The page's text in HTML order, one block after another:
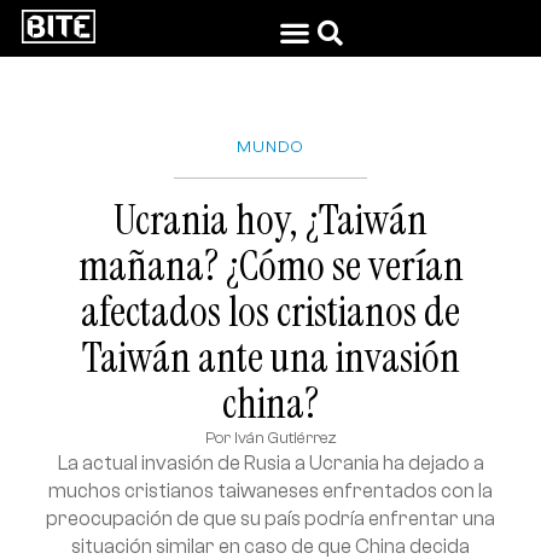
MUNDO
Ucrania hoy, ¿Taiwán
mañana? ¿Cómo se verían
afectados los cristianos de
Taiwán ante una invasión
china?
Por Iván Gutiérrez
La actual invasión de Rusia a Ucrania ha dejado a
muchos cristianos taiwaneses enfrentados con la
preocupación de que su país podría enfrentar una
situación similar en caso de que China decida